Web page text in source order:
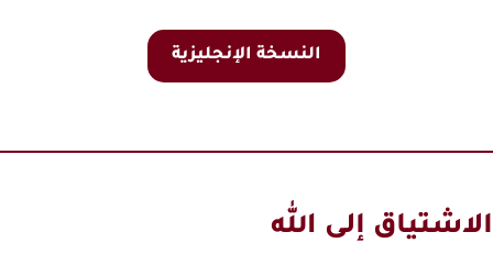
النسخة الإنجليزية
الاشتياق إلى الله